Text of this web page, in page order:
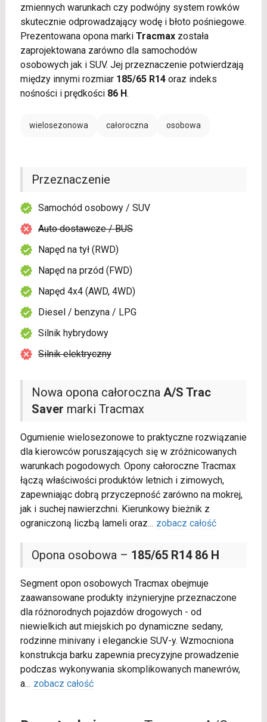
zmiennych warunkach czy podwójny system rowków
skutecznie odprowadzający wodę i błoto pośniegowe.
Prezentowana opona marki Tracmaxzostała
zaprojektowana zarówno dla samochodów
osobowych jak i SUV. Jej przeznaczenie potwierdzają
między innymi rozmiar 185/65 R14oraz indeks
nośności i prędkości 86 H.
wielosezonowa całoroczna osobowa
Nowa opona całoroczna A/S Trac
Saver marki Tracmax
Ogumienie wielosezonowe to praktyczne rozwiązanie
dla kierowców poruszających się w zróżnicowanych
warunkach pogodowych. Opony całoroczne Tracmax
łączą właściwości produktów letnich i zimowych,
zapewniając dobrą przyczepność zarówno na mokrej,
jak i suchej nawierzchni. Kierunkowy bieżnik z
ograniczoną liczbą lameli oraz... zobacz całość
Opona osobowa – 185/65 R14 86 H
Segment opon osobowych Tracmax obejmuje
zaawansowane produkty inżynieryjne przeznaczone
dla różnorodnych pojazdów drogowych - od
niewielkich aut miejskich po dynamiczne sedany,
rodzinne minivany i eleganckie SUV-y. Wzmocniona
konstrukcja barku zapewnia precyzyjne prowadzenie
podczas wykonywania skomplikowanych manewrów,
a... zobacz całość
Przeznaczenie
Samochód osobowy / SUV
Auto dostawcze / BUS
Napęd na tył (RWD)
Napęd na przód (FWD)
Napęd 4x4 (AWD, 4WD)
Diesel / benzyna / LPG
Silnik hybrydowy
Silnik elektryczny